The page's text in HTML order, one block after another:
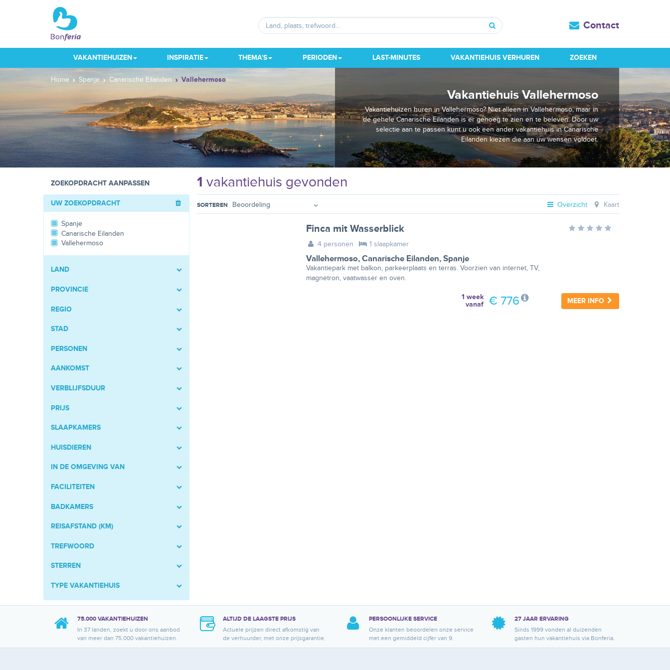
Zoeken
Contact
VAKANTIEHUIZEN INSPIRATIE THEMA'S PERIODEN LAST-MINUTES VAKANTIEHUIS VERHUREN ZOEKEN
Home Spanje Canarische Eilanden Vallehermoso
Vakantiehuis Vallehermoso
Vakantiehuizen huren in Vallehermoso? Niet alleen in Vallehermoso, maar in
de gehele Canarische Eilanden is er genoeg te zien en te beleven. Door uw
selectie aan te passen kunt u ook een ander vakantiehuis in Canarische
Eilanden kiezen die aan uw wensen voldoet.
ZOEKOPDRACHT AANPASSEN 1 vakantiehuis gevonden
UW ZOEKOPDRACHT
Spanje
Canarische Eilanden
Vallehermoso
LAND
PROVINCIE
REGIO
STAD
PERSONEN
AANKOMST
VERBLIJFSDUUR
PRIJS
SLAAPKAMERS
HUISDIEREN
IN DE OMGEVING VAN
FACILITEITEN
BADKAMERS
REISAFSTAND (KM)
TREFWOORD
STERREN
TYPE VAKANTIEHUIS
SORTEREN Overzicht Kaart
Finca mit Wasserblick
4 personen 1 slaapkamer
Vallehermoso, Canarische Eilanden, Spanje
Vakantiepark met balkon, parkeerplaats en terras. Voorzien van internet, TV,
magnetron, vaatwasser en oven.
MEER INFO
1 week
vanaf
€ 776
75.000 VAKANTIEHUIZEN
In 37 landen, zoekt u door ons aanbod
van meer dan 75.000 vakantiehuizen.
ALTIJD DE LAAGSTE PRIJS
Actuele prijzen direct afkomstig van
de verhuurder, met onze prijsgarantie.
PERSOONLIJKE SERVICE
Onze klanten beoordelen onze service
met een gemiddeld cijfer van 9.
27 JAAR ERVARING
Sinds 1999 vonden al duizenden
gasten hun vakantiehuis via Bonferia.